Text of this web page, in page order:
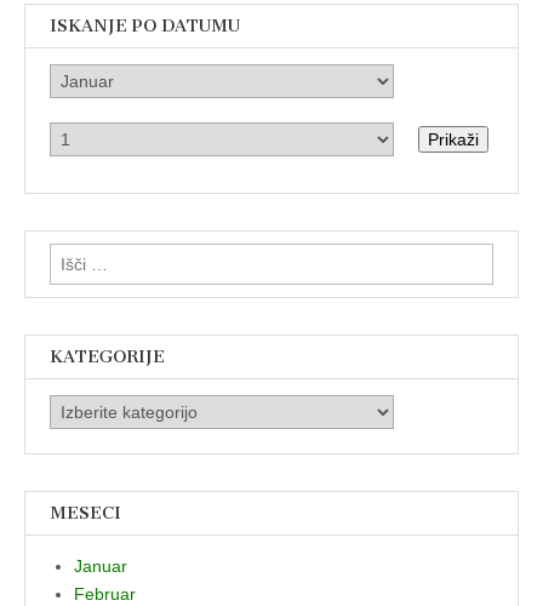
ISKANJE PO DATUMU
Prikaži
Išči:
KATEGORIJE
Kategorije
MESECI
Januar
Februar